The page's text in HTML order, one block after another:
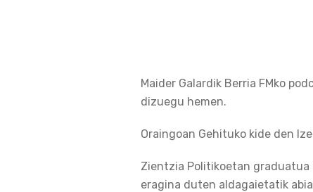
Maider Galardik Berria FMko
dizuegu hemen.
Oraingoan Gehituko kide den
Zientzia Politikoetan graduatua
eragina duten aldagaietatik